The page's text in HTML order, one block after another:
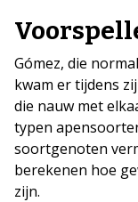
Gómez, die
kwam er tijdens
die nauw met
typen
soortgenoten
berekenen hoe
zijn.